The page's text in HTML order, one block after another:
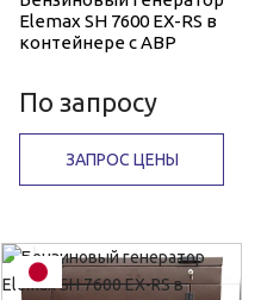
Elemax SH 7600 EX-RS в
контейнере с АВР
По запросу
ЗАПРОС ЦЕНЫ